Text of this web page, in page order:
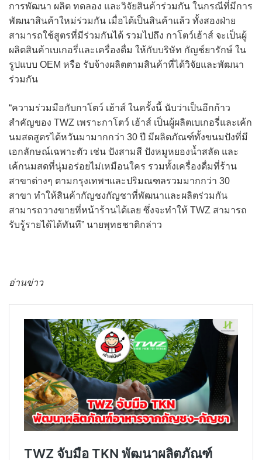
การพัฒนา ผลิต ทดลอง และวิจัยสินค้าร่วมกัน ในกรณีที่มีการ
พัฒนาสินค้าใหม่ร่วมกัน เมื่อได้เป็นสินค้าแล้ว ทั้งสองฝ่าย
สามารถใช้สูตรที่มีร่วมกันได้ รวมไปถึง กาโตว์เฮ้าส์ จะเป็นผู้
ผลิตสินค้าเบเกอรี่และเครื่องดื่ม ให้กับบริษัท กัญช์ยารักษ์ ใน
รูปแบบ OEM หรือ รับจ้างผลิตตามสินค้าที่ได้วิจัยและพัฒนา
ร่วมกัน
“ความร่วมมือกับกาโตว์ เฮ้าส์ ในครั้งนี้ นับว่าเป็นอีกก้าว
สำคัญของ TWZ เพราะกาโตว์ เฮ้าส์ เป็นผู้ผลิตเบเกอรี่และเค้ก
นมสดสูตรไต้หวันมามากกว่า 30 ปี มีผลิตภัณฑ์ทั้งขนมปังที่มี
เอกลักษณ์เฉพาะตัว เช่น ปังสามสี ปังหมูหยองน้ำสลัด และ
เค้กนมสดที่นุ่มอร่อยไม่เหมือนใคร รวมทั้งเครื่องดื่มที่ร้าน
สาขาต่างๆ ตามกรุงเทพฯและปริมณฑลรวมมากกว่า 30
สาขา ทำให้สินค้ากัญชงกัญชาที่พัฒนาและผลิตร่วมกัน
สามารถวางขายที่หน้าร้านได้เลย ซึ่งจะทำให้ TWZ สามารถ
รับรู้รายได้ได้ทันที” นายพุทธชาติกล่าว
อ่านข่าว